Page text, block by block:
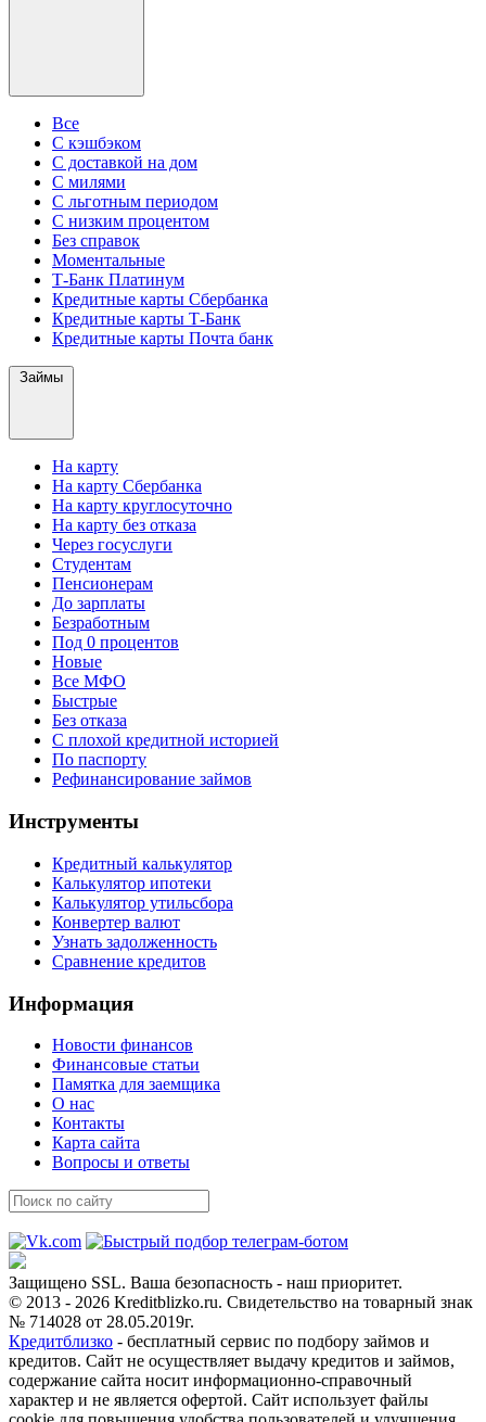
Все
С кэшбэком
С доставкой на дом
С милями
С льготным периодом
С низким процентом
Без справок
Моментальные
Т-Банк Платинум
Кредитные карты Сбербанка
Кредитные карты Т-Банк
Кредитные карты Почта банк
Займы
На карту
На карту Сбербанка
На карту круглосуточно
На карту без отказа
Через госуслуги
Студентам
Пенсионерам
До зарплаты
Безработным
Под 0 процентов
Новые
Все МФО
Быстрые
Без отказа
С плохой кредитной историей
По паспорту
Рефинансирование займов
Инструменты
Кредитный калькулятор
Калькулятор ипотеки
Калькулятор утильсбора
Конвертер валют
Узнать задолженность
Сравнение кредитов
Информация
Новости финансов
Финансовые статьи
Памятка для заемщика
О нас
Контакты
Карта сайта
Вопросы и ответы
Защищено SSL. Ваша безопасность - наш приоритет.
© 2013 - 2026 Kreditblizko.ru. Свидетельство на товарный знак
№ 714028 от 28.05.2019г.
Кредитблизко - бесплатный сервис по подбору займов и
кредитов. Сайт не осуществляет выдачу кредитов и займов,
содержание сайта носит информационно-справочный
характер и не является офертой. Сайт использует файлы